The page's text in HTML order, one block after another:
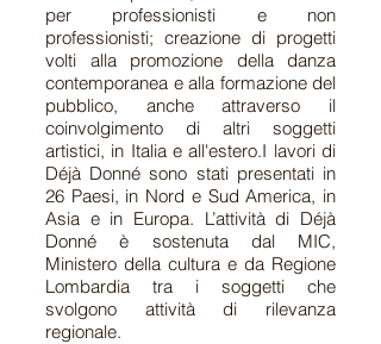
per professionisti e non
professionisti; creazione di progetti
volti alla promozione della danza
contemporanea e alla formazione del
pubblico, anche attraverso il
coinvolgimento di altri soggetti
artistici, in Italia e all'estero.I lavori di
Déjà Donné sono stati presentati in
26 Paesi, in Nord e Sud America, in
Asia e in Europa. L’attività di Déjà
Donné è sostenuta dal MIC,
Ministero della cultura e da Regione
Lombardia tra i soggetti che
svolgono attività di rilevanza
regionale.